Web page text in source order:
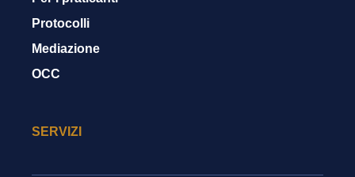
Protocolli
Mediazione
OCC
SERVIZI